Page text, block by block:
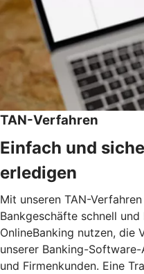
TAN-Verfahren
Einfach und
erledigen
Mit unseren TAN-
Bankgeschäfte schnell
OnlineBanking nutzen, die
unserer Banking-
und Firmenkunden. Eine